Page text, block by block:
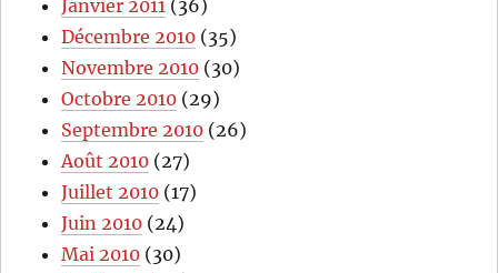
Janvier 2011 (36)
Décembre 2010 (35)
Novembre 2010 (30)
Octobre 2010 (29)
Septembre 2010 (26)
Août 2010 (27)
Juillet 2010 (17)
Juin 2010 (24)
Mai 2010 (30)